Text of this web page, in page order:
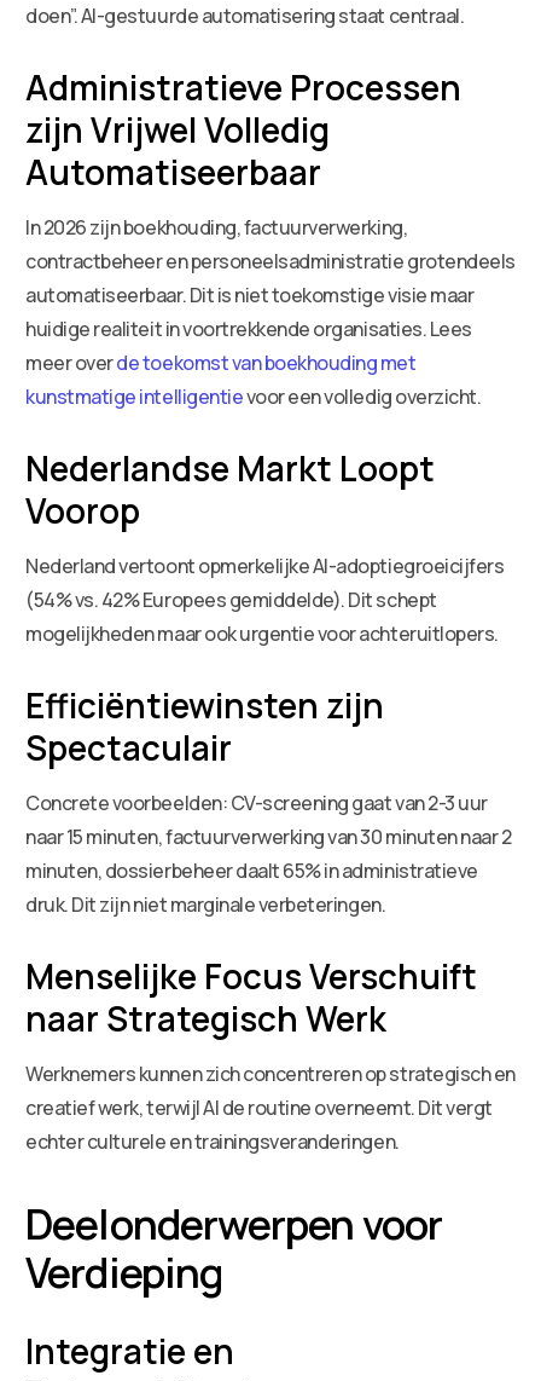
doen”. AI-gestuurde automatisering staat centraal.
Administratieve Processen
zijn Vrijwel Volledig
Automatiseerbaar
In 2026 zijn boekhouding, factuurverwerking,
contractbeheer en personeelsadministratie grotendeels
automatiseerbaar. Dit is niet toekomstige visie maar
huidige realiteit in voortrekkende organisaties. Lees
meer overde toekomst van boekhouding met
kunstmatige intelligentievoor een volledig overzicht.
Nederlandse Markt Loopt
Voorop
Nederland vertoont opmerkelijke AI-adoptiegroeicijfers
(54% vs. 42% Europees gemiddelde). Dit schept
mogelijkheden maar ook urgentie voor achteruitlopers.
Efficiëntiewinsten zijn
Spectaculair
Concrete voorbeelden: CV-screening gaat van 2-3 uur
naar 15 minuten, factuurverwerking van 30 minuten naar 2
minuten, dossierbeheer daalt 65% in administratieve
druk. Dit zijn niet marginale verbeteringen.
Menselijke Focus Verschuift
naar Strategisch Werk
Werknemers kunnen zich concentreren op strategisch en
creatief werk, terwijl AI de routine overneemt. Dit vergt
echter culturele en trainingsveranderingen.
Deelonderwerpen voor
Verdieping
Integratie en